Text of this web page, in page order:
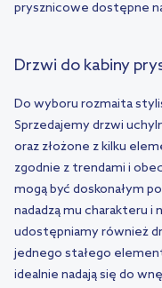
prysznicowe dostępne
Drzwi do kabiny
Do wyboru rozmaita
Sprzedajemy drzwi
oraz złożone z kilku
zgodnie z trendami i
mogą być doskonałym
nadadzą mu charakteru i
udostępniamy również
jednego stałego
idealnie nadają się do